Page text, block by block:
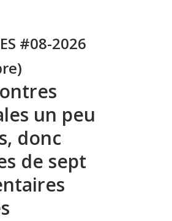
#08-2026
un peu
donc
de sept